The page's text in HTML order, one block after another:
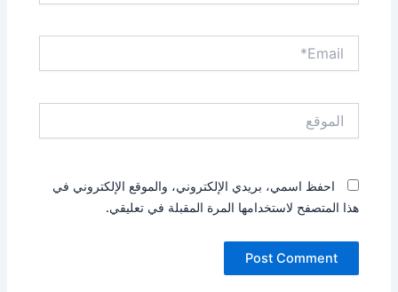
احفظ اسمي، بريدي الإلكتروني، والموقع الإلكتروني في
هذا المتصفح لاستخدامها المرة المقبلة في تعليقي.